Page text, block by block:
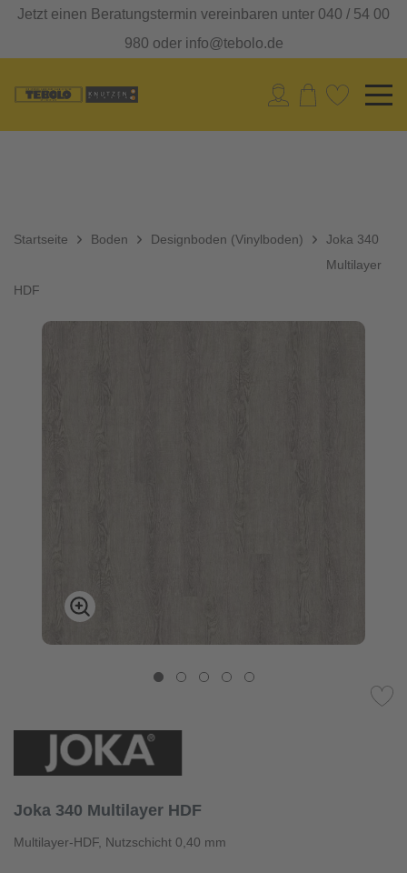
Jetzt einen Beratungstermin vereinbaren unter 040 / 54 00
980 oder info@tebolo.de
Startseite Boden Designboden (Vinylboden)
Joka 340
Multilayer
HDF
Joka 340 Multilayer HDF
Multilayer-HDF, Nutzschicht 0,40 mm